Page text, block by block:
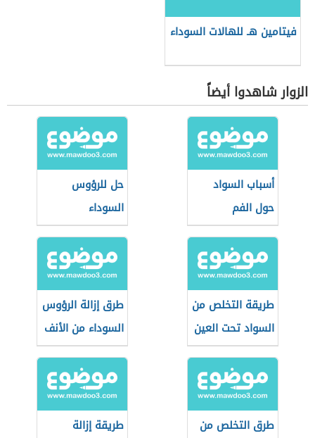
فيتامين هـ للهالات السوداء
الزوار شاهدوا أيضاً
أسباب السواد
حول الفم
حل للرؤوس
السوداء
طريقة التخلص من
السواد تحت العين
طرق إزالة الرؤوس
السوداء من الأنف
طرق التخلص من
طريقة إزالة